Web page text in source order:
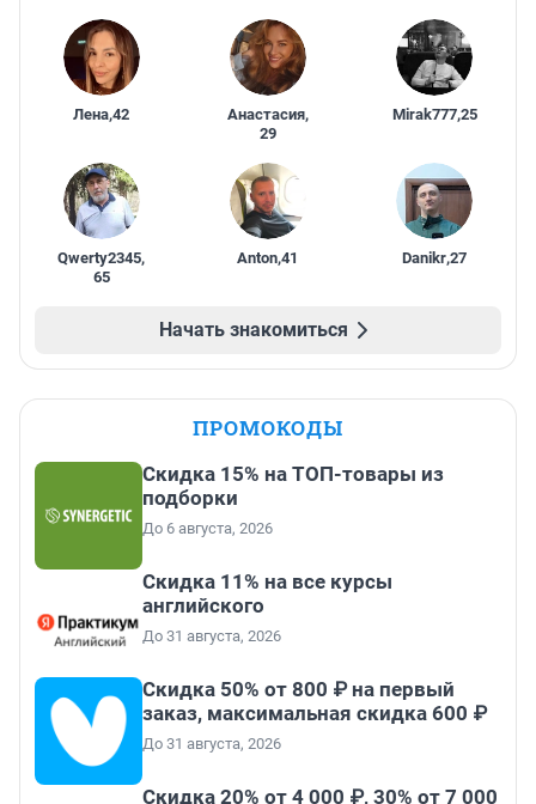
Лена,42 Анастасия,
29
Mirak777,25
Qwerty2345,
65
Anton,41 Danikr,27
Начать знакомиться
ПРОМОКОДЫ
Скидка 15% на ТОП-товары из
подборки
До 6 августа, 2026
Скидка 11% на все курсы
английского
До 31 августа, 2026
Скидка 50% от 800 ₽ на первый
заказ, максимальная скидка 600 ₽
До 31 августа, 2026
Скидка 20% от 4 000 ₽, 30% от 7 000